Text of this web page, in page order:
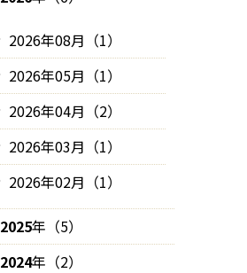
2026年08月（1）
2026年05月（1）
2026年04月（2）
2026年03月（1）
2026年02月（1）
2025年（5）
2024年（2）